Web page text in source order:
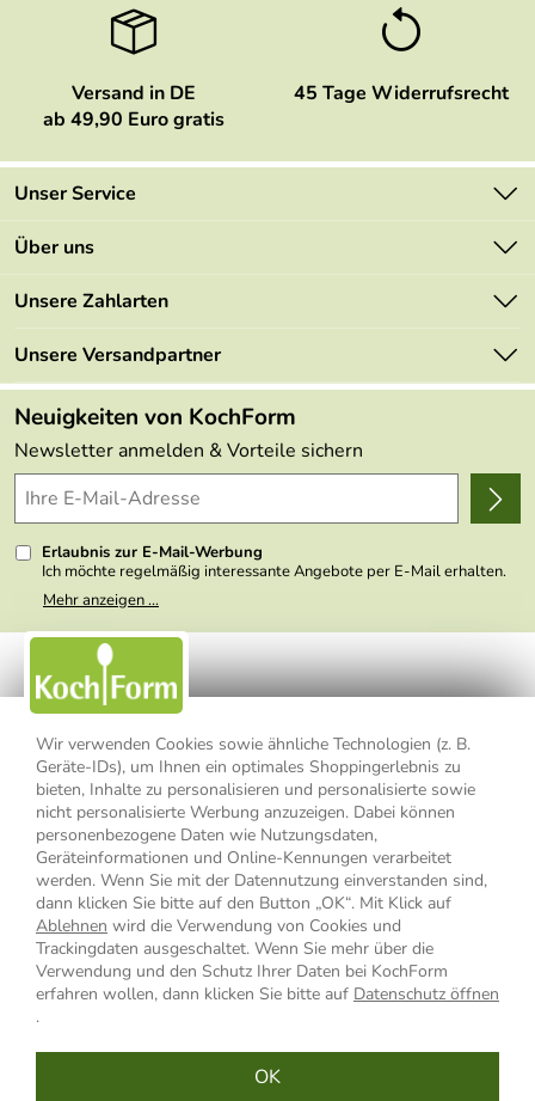
Wir verwenden Cookies sowie ähnliche Technologien (z. B.
Geräte-IDs), um Ihnen ein optimales Shoppingerlebnis zu
bieten, Inhalte zu personalisieren und personalisierte sowie
nicht personalisierte Werbung anzuzeigen. Dabei können
personenbezogene Daten wie Nutzungsdaten,
Geräteinformationen und Online-Kennungen verarbeitet
werden. Wenn Sie mit der Datennutzung einverstanden sind,
dann klicken Sie bitte auf den Button „OK“. Mit Klick auf
Ablehnen wird die Verwendung von Cookies und
Trackingdaten ausgeschaltet. Wenn Sie mehr über die
Verwendung und den Schutz Ihrer Daten bei KochForm
erfahren wollen, dann klicken Sie bitte auf Datenschutz öffnen
.
OK
Versand in DE
ab 49,90 Euro gratis
45 Tage Widerrufsrecht
Unser Service
Kontakt
Mehrwertsteuerfrei
Retourenportal
FAQs
Lieferbedingungen
Delivery Terms
Kundenlogin
Über uns
Marken
Angebote
Made in Germany
Themen
Wir über uns
Presse
Unsere Zahlarten
Unsere Versandpartner
Neuigkeiten von KochForm
Newsletter anmelden & Vorteile sichern
Erlaubnis zur E-Mail-Werbung
Ich möchte regelmäßig interessante Angebote per E-Mail erhalten.
Meine E-Mail-Adresse wird nicht an andere Unternehmen
weitergegeben. Zu statistischen Zwecken wird in anonymer Form
nicht erkennbar, welche konkrete Person geklickt hat. Diese
Einwilligung zur Nutzung meiner E-Mail- Adresse für Werbezwecke
kann ich jederzeit mit Wirkung für die Zukunft widerrufen, indem ich
den Link "Abmelden" am Ende des Newsletters anklicke oder die
Option Newsletter im Mitgliederbereich deaktiviere. Die
Datenschutzerklärung
habe ich zur Kenntnis genommen.
Mehr anzeigen ...
Impressum Datenschutzerklärung
AGB
Widerrufsbelehrung
Widerrufsformular
Vertrag widerrufen
* Alle Preisangaben inkl. MwSt., bis 49,90 € Bestellwert zzgl.
Versandkosten, ab 49,90 € Bestellwert inkl.Versandkosteninnerhalb